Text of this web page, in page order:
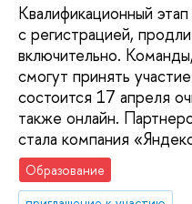
Квалификационный
с регистрацией,
включительно.
смогут принять
состоится 17 апреля
также онлайн.
стала компания
Образование